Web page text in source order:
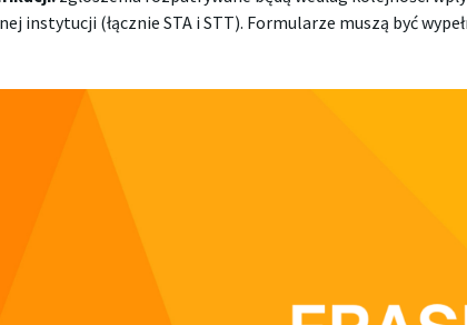
instytucji (łącznie STA i STT). Formularze muszą być